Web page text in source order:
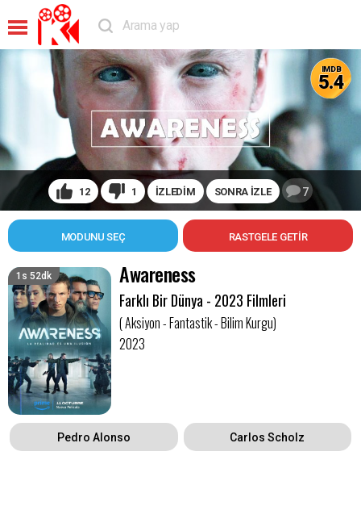
12 1 İZLEDİM SONRA İZLE 7
MODUNU SEÇ
1s 52dk
IMDB
5.4
Awareness
Farklı Bir Dünya - 2023 Filmleri
( Aksiyon - Fantastik - Bilim Kurgu)
2023
Pedro Alonso Carlos Scholz